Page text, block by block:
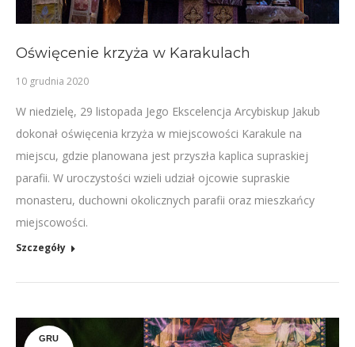
Oświęcenie krzyża w Karakulach
10 grudnia 2020
W niedzielę, 29 listopada Jego Ekscelencja Arcybiskup Jakub
dokonał oświęcenia krzyża w miejscowości Karakule na
miejscu, gdzie planowana jest przyszła kaplica supraskiej
parafii. W uroczystości wzieli udział ojcowie supraskie
monasteru, duchowni okolicznych parafii oraz mieszkańcy
miejscowości.
Szczegóły
GRU